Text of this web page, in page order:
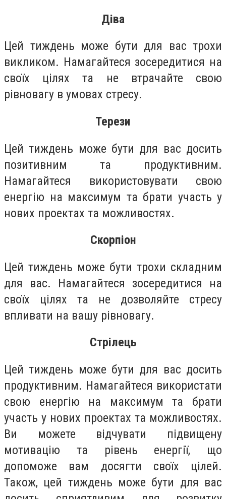
Діва
Цей тиждень може бути для вас трохи
викликом. Намагайтеся зосередитися на
своїх цілях та не втрачайте свою
рівновагу в умовах стресу.
Терези
Цей тиждень може бути для вас досить
позитивним та продуктивним.
Намагайтеся використовувати свою
енергію на максимум та брати участь у
нових проектах та можливостях.
Скорпіон
Цей тиждень може бути трохи складним
для вас. Намагайтеся зосередитися на
своїх цілях та не дозволяйте стресу
впливати на вашу рівновагу.
Стрілець
Цей тиждень може бути для вас досить
продуктивним. Намагайтеся використати
свою енергію на максимум та брати
участь у нових проектах та можливостях.
Ви можете відчувати підвищену
мотивацію та рівень енергії, що
допоможе вам досягти своїх цілей.
Також, цей тиждень може бути для вас